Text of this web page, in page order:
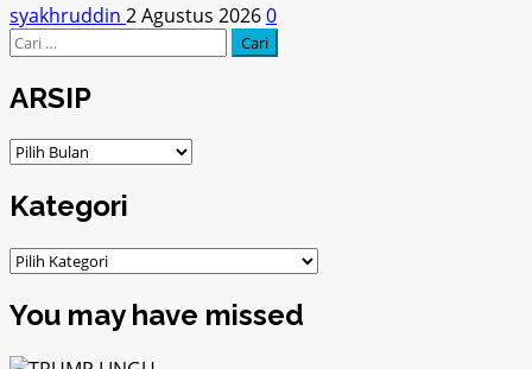
syakhruddin 2 Agustus 20260
Cari
untuk:
ARSIP
ARSIP
Kategori
Kategori
You may have missed